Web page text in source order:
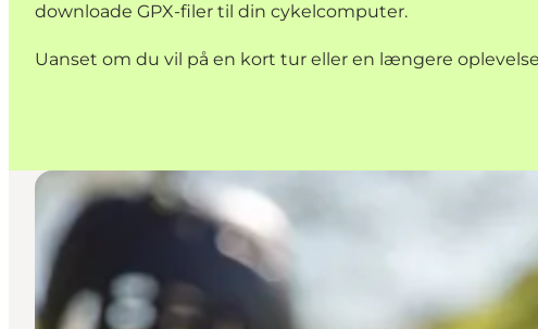
downloade GPX-filer til din cykelcomputer.
Uanset om du vil på en kort tur eller en længere